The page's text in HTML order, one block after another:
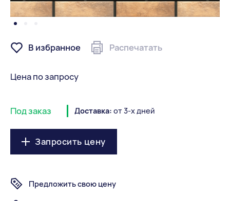
В избранное Распечатать
Цена по запросу
Под заказ Доставка: от 3-х дней
Запросить цену
Предложить свою цену